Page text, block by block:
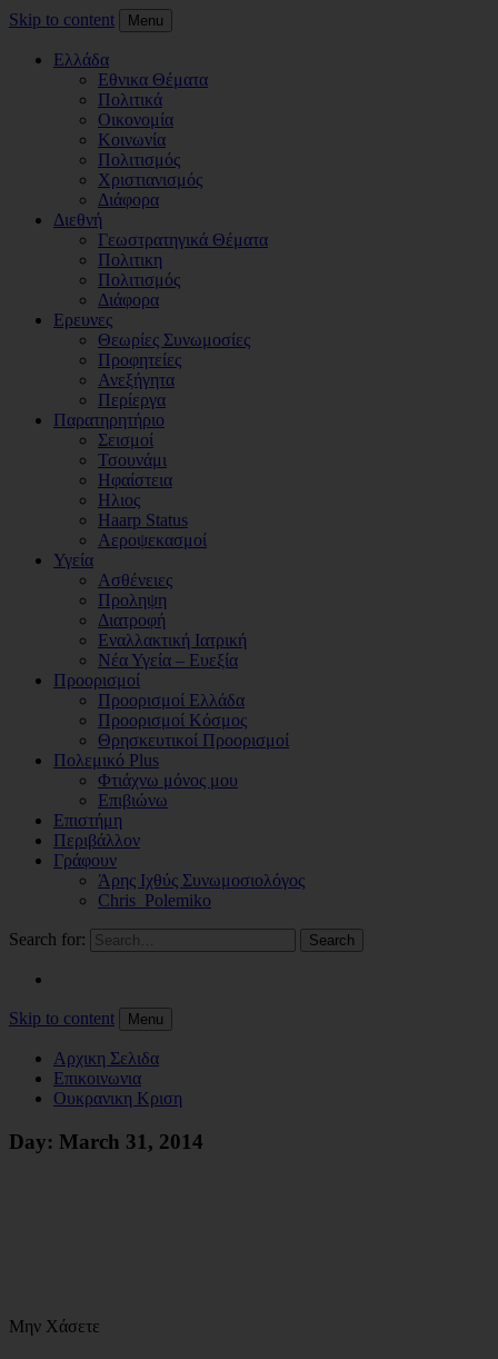
Skip to content Menu
Ελλάδα
Εθνικα Θέματα
Πολιτικά
Οικονομία
Κοινωνία
Πολιτισμός
Χριστιανισμός
Διάφορα
Διεθνή
Γεωστρατηγικά Θέματα
Πολιτικη
Πολιτισμός
Διάφορα
Ερευνες
Θεωρίες Συνωμοσίες
Προφητείες
Ανεξήγητα
Περίεργα
Παρατηρητήριο
Σεισμοί
Τσουνάμι
Ηφαίστεια
Ηλιος
Haarp Status
Αεροψεκασμοί
Υγεία
Ασθένειες
Προληψη
Διατροφή
Εναλλακτική Ιατρική
Νέα Υγεία – Ευεξία
Προορισμοί
Προορισμοί Ελλάδα
Προορισμοί Κόσμος
Θρησκευτικοί Προορισμοί
Πολεμικό Plus
Φτιάχνω μόνος μου
Επιβιώνω
Επιστήμη
Περιβάλλον
Γράφουν
Άρης Ιχθύς Συνωμοσιολόγος
Chris_Polemiko
Search for: Search
Skip to content Menu
Αρχικη Σελιδα
Επικοινωνια
Ουκρανικη Κριση
Day: March 31, 2014
Μην Χάσετε